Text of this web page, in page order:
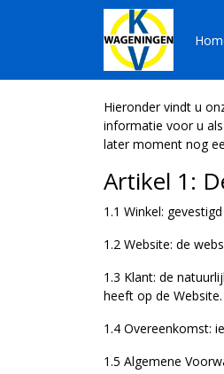
Hieronder vindt u
informatie voor u
later moment nog
Artikel 1:
1.1 Winkel:
1.2 Website: de
1.3 Klant: de
heeft op de Website.
1.4 Overeenkomst:
1.5 Algemene